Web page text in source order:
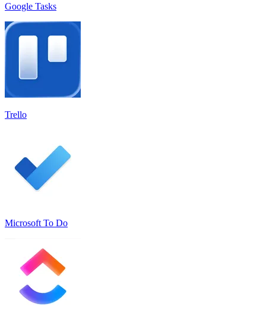
Google Tasks
Trello
Microsoft To Do